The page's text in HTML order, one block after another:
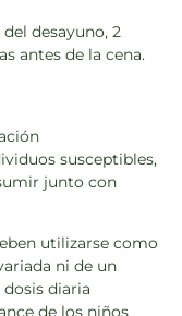
desayuno, 2
antes de la cena.
susceptibles,
junto con
utilizarse como
ni de un
diaria
de los niños